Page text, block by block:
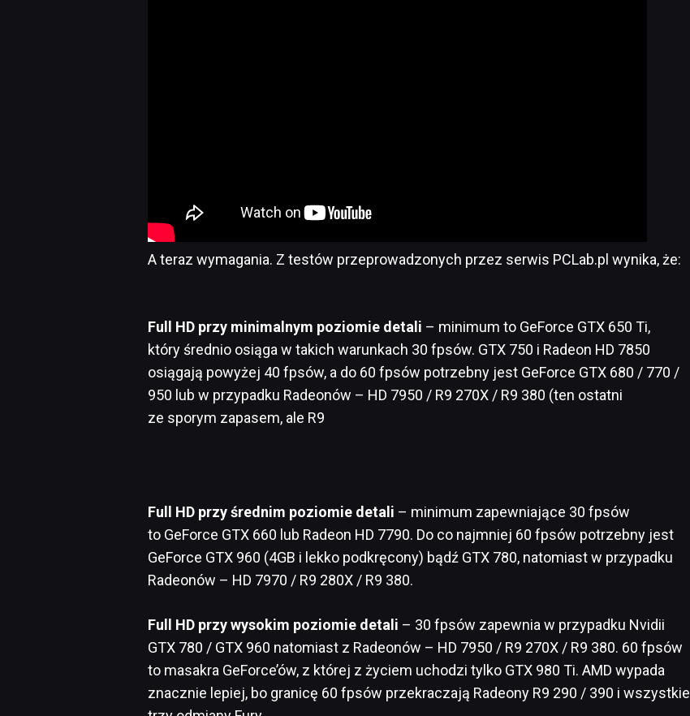
A teraz wymagania. Z testów przeprowadzonych przez serwis PCLab.pl wynika, że:
Full HD przy minimalnym poziomie detali – minimum to GeForce GTX 650 Ti,
który średnio osiąga w takich warunkach 30 fpsów. GTX 750 i Radeon HD 7850
osiągają powyżej 40 fpsów, a do 60 fpsów potrzebny jest GeForce GTX 680 / 770 /
950 lub w przypadku Radeonów – HD 7950 / R9 270X / R9 380 (ten ostatni
ze sporym zapasem, ale R9
Full HD przy średnim poziomie detali – minimum zapewniające 30 fpsów
to GeForce GTX 660 lub Radeon HD 7790. Do co najmniej 60 fpsów potrzebny jest
GeForce GTX 960 (4GB i lekko podkręcony) bądź GTX 780, natomiast w przypadku
Radeonów – HD 7970 / R9 280X / R9 380.
Full HD przy wysokim poziomie detali – 30 fpsów zapewnia w przypadku Nvidii
GTX 780 / GTX 960 natomiast z Radeonów – HD 7950 / R9 270X / R9 380. 60 fpsów
to masakra GeForce’ów, z której z życiem uchodzi tylko GTX 980 Ti. AMD wypada
znacznie lepiej, bo granicę 60 fpsów przekraczają Radeony R9 290 / 390 i wszystkie